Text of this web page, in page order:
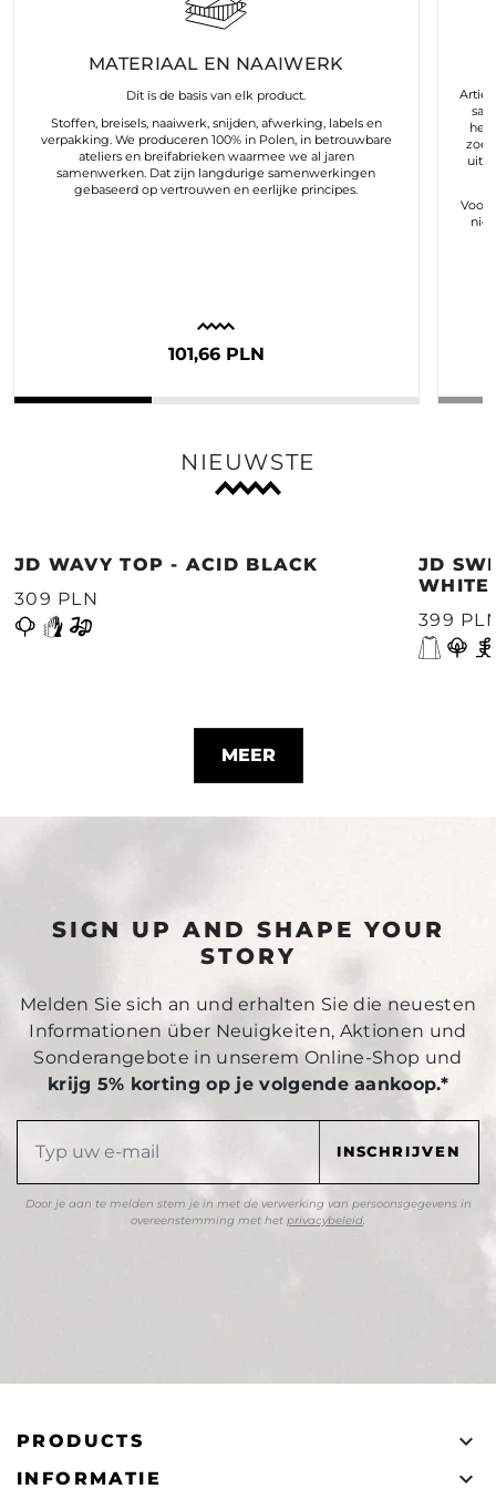
MATERIAAL EN NAAIWERK
Dit is de basis van elk product.
Stoffen, breisels, naaiwerk, snijden, afwerking, labels en
verpakking. We produceren 100% in Polen, in betrouwbare
ateliers en breifabrieken waarmee we al jaren
samenwerken. Dat zijn langdurige samenwerkingen
gebaseerd op vertrouwen en eerlijke principes.
101,66 PLN
uit
Voor
NIEUWSTE
JD WAVY TOP - ACID BLACK
309 PLN
JD
WHITE
399
MEER
SIGN UP AND SHAPE YOUR
STORY
Melden Sie sich an und erhalten Sie die neuesten
Informationen über Neuigkeiten, Aktionen und
Sonderangebote in unserem Online-Shop und
krijg 5% korting op je volgende aankoop.*
Door je aan te melden stem je in met de verwerking van persoonsgegevens in
overeenstemming met het privacybeleid.
PRODUCTS 
INFORMATIE 